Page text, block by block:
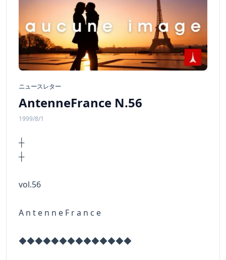
ニュースレター
AntenneFrance N.56
1999/8/1
┼
vol.56
A n t e n n e F r a n c e
◆◆◆◆◆◆◆◆◆◆◆◆◆◆